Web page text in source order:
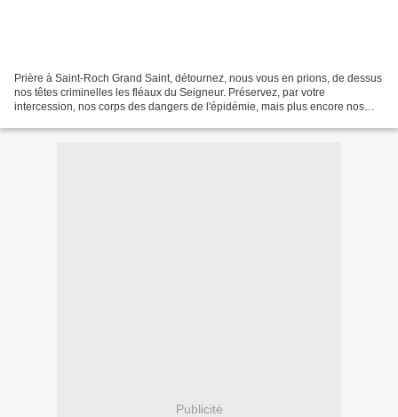
Prière à Saint-Roch Grand Saint, détournez, nous vous en prions, de dessus
nos têtes criminelles les fléaux du Seigneur. Préservez, par votre
intercession, nos corps des dangers de l'épidémie, mais plus encore nos
Publicité